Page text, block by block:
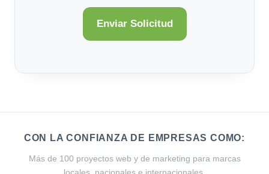
CON LA CONFIANZA DE EMPRESAS COMO:
Más de 100 proyectos web y de marketing para marcas